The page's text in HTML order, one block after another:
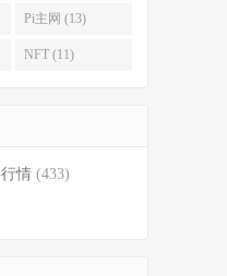
Pi主网 (13)
NFT (11)
情 (433)